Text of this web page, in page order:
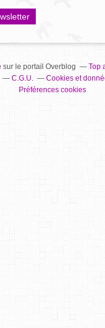
sur le portail Overblog Top
C.G.U.
Cookies et
Préférences cookies